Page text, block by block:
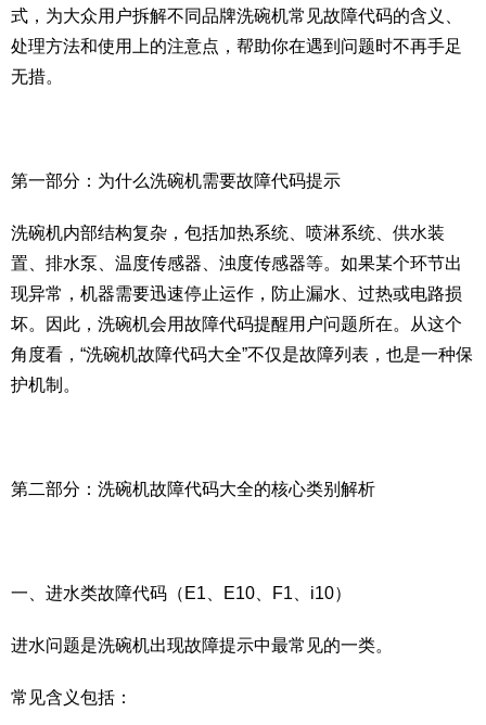
式，为大众用户拆解不同品牌洗碗机常见故障代码的含义、
处理方法和使用上的注意点，帮助你在遇到问题时不再手足
无措。
第一部分：为什么洗碗机需要故障代码提示
洗碗机内部结构复杂，包括加热系统、喷淋系统、供水装
置、排水泵、温度传感器、浊度传感器等。如果某个环节出
现异常，机器需要迅速停止运作，防止漏水、过热或电路损
坏。因此，洗碗机会用故障代码提醒用户问题所在。从这个
角度看，“洗碗机故障代码大全”不仅是故障列表，也是一种保
护机制。
第二部分：洗碗机故障代码大全的核心类别解析
一、进水类故障代码（E1、E10、F1、i10）
进水问题是洗碗机出现故障提示中最常见的一类。
常见含义包括：